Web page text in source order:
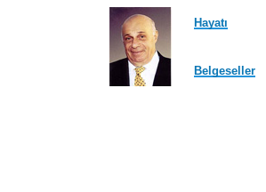
Hayatı
Belgeseller